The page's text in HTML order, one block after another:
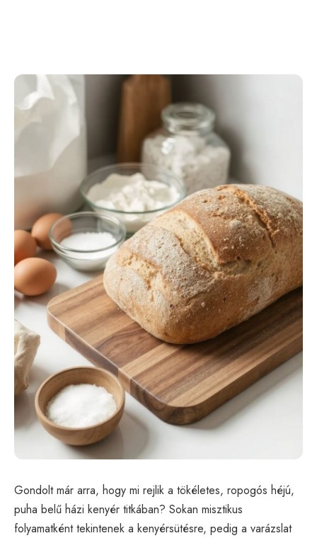
Gondolt már arra, hogy mi rejlik a tökéletes, ropogós héjú,
puha belű házi kenyér titkában? Sokan misztikus
folyamatként tekintenek a kenyérsütésre, pedig a varázslat